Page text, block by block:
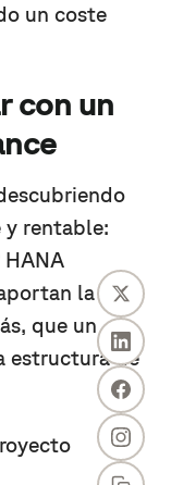
un coste
con un
y rentable:
la
que un
estructura de